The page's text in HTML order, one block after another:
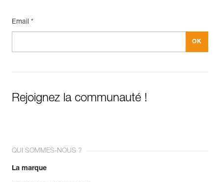
Email *
Rejoignez la communauté !
QUI SOMMES-NOUS ?
La marque